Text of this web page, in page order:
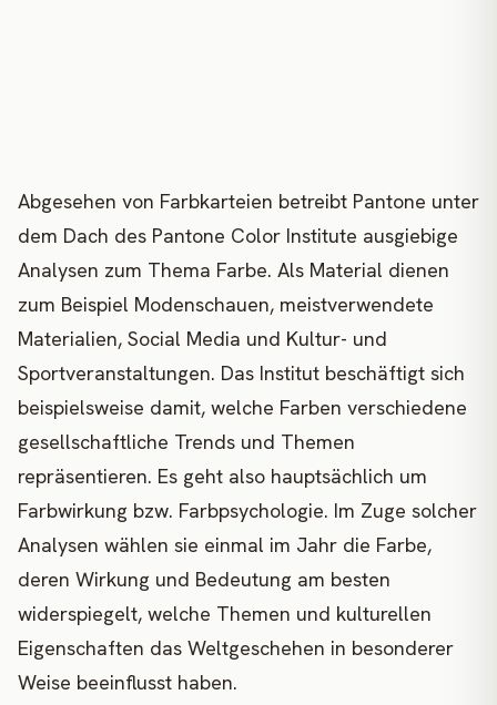
Abgesehen von Farbkarteien betreibt Pantone unter
dem Dach des Pantone Color Institute ausgiebige
Analysen zum Thema Farbe. Als Material dienen
zum Beispiel Modenschauen, meistverwendete
Materialien, Social Media und Kultur- und
Sportveranstaltungen. Das Institut beschäftigt sich
beispielsweise damit, welche Farben verschiedene
gesellschaftliche Trends und Themen
repräsentieren. Es geht also hauptsächlich um
Farbwirkung bzw. Farbpsychologie. Im Zuge solcher
Analysen wählen sie einmal im Jahr die Farbe,
deren Wirkung und Bedeutung am besten
widerspiegelt, welche Themen und kulturellen
Eigenschaften das Weltgeschehen in besonderer
Weise beeinflusst haben.